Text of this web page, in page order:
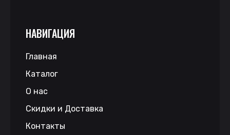
НАВИГАЦИЯ
Главная
Каталог
О нас
Скидки и Доставка
Контакты